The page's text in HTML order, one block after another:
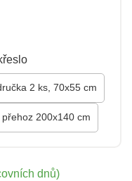
2 ks, 70x55 cm
přehoz 200x140 cm
dnů)